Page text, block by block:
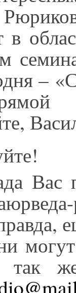
в
–
Вас
так